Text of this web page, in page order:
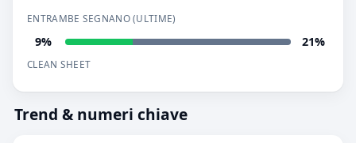
ENTRAMBE SEGNANO (ULTIME)
9% 21%
CLEAN SHEET
Trend & numeri chiave